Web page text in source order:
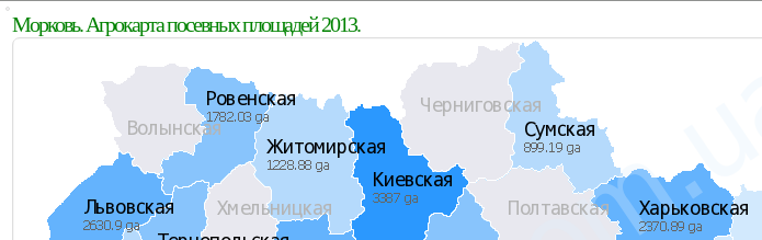
Морковь. Агрокарта посевных площадей 2013.